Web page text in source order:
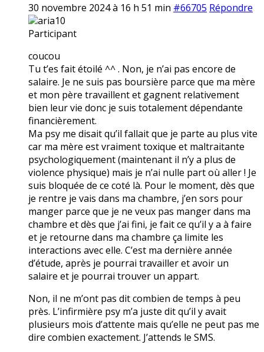
30 novembre 2024 à 16 h 51 min #66705 Répondre
aria10
Participant
coucou
Tu t’es fait étoilé ^^ . Non, je n’ai pas encore de
salaire. Je ne suis pas boursière parce que ma mère
et mon père travaillent et gagnent relativement
bien leur vie donc je suis totalement dépendante
financièrement.
Ma psy me disait qu’il fallait que je parte au plus vite
car ma mère est vraiment toxique et maltraitante
psychologiquement (maintenant il n’y a plus de
violence physique) mais je n’ai nulle part où aller ! Je
suis bloquée de ce coté là. Pour le moment, dès que
je rentre je vais dans ma chambre, j’en sors pour
manger parce que je ne veux pas manger dans ma
chambre et dès que j’ai fini, je fait ce qu’il y a à faire
et je retourne dans ma chambre ça limite les
interactions avec elle. C’est ma dernière année
d’étude, après je pourrai travailler et avoir un
salaire et je pourrai trouver un appart.
Non, il ne m’ont pas dit combien de temps à peu
près. L’infirmière psy m’a juste dit qu’il y avait
plusieurs mois d’attente mais qu’elle ne peut pas me
dire combien exactement. J’attends le SMS.